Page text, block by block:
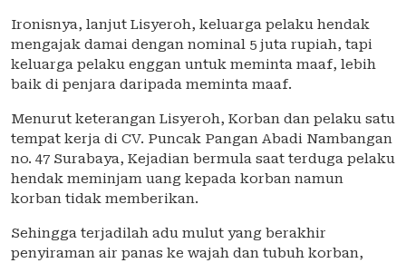
Ironisnya, lanjut Lisyeroh, keluarga pelaku hendak
mengajak damai dengan nominal 5 juta rupiah, tapi
keluarga pelaku enggan untuk meminta maaf, lebih
baik di penjara daripada meminta maaf.
Menurut keterangan Lisyeroh, Korban dan pelaku satu
tempat kerja di CV. Puncak Pangan Abadi Nambangan
no. 47 Surabaya, Kejadian bermula saat terduga pelaku
hendak meminjam uang kepada korban namun
korban tidak memberikan.
Sehingga terjadilah adu mulut yang berakhir
penyiraman air panas ke wajah dan tubuh korban,